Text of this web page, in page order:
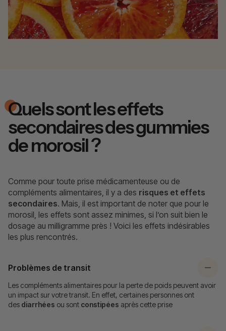
Quels sont les effets
secondaires des gummies
de morosil ?
Comme pour toute prise médicamenteuse ou de
compléments alimentaires, il y a des risques et effets
secondaires. Mais, il est important de noter que pour le
morosil, les effets sont assez minimes, si l’on suit bien le
dosage au milligramme près ! Voici les effets indésirables
les plus rencontrés.
Problèmes de transit
Les compléments alimentaires pour la perte de poids peuvent avoir
un impact sur votre transit. En effet, certaines personnes ont
des diarrhées ou sont constipées après cette prise